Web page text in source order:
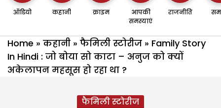
ऑडियो कहानी क्राइम
आपकी
समस्याएं
राजनीति
Home » कहानी » फैमिली स्टोरीज » Family Story
In Hindi : जो बोया सो काटा – अनुज को क्यों
अकेलापन महसूस हो रहा था ?
फैमिली स्टोरीज